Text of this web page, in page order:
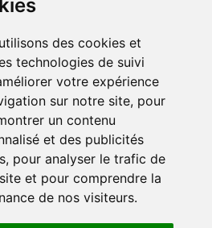
des cookies et
technologies de suivi
votre expérience
sur notre site, pour
un contenu
et des publicités
pour analyser le trafic de
et pour comprendre la
de nos visiteurs.